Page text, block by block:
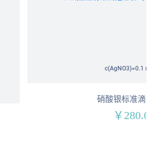
c(AgNO3)=0.1 mol/L
硝酸银标准滴定溶液